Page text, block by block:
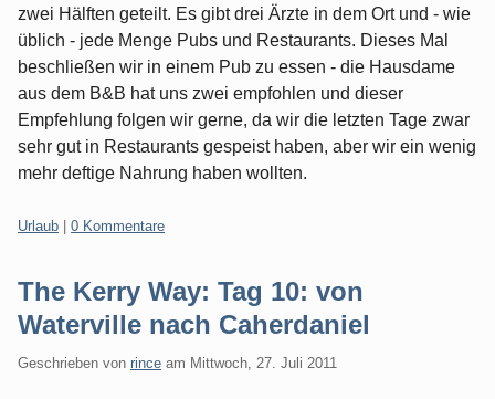
zwei Hälften geteilt. Es gibt drei Ärzte in dem Ort und - wie
üblich - jede Menge Pubs und Restaurants. Dieses Mal
beschließen wir in einem Pub zu essen - die Hausdame
aus dem B&B hat uns zwei empfohlen und dieser
Empfehlung folgen wir gerne, da wir die letzten Tage zwar
sehr gut in Restaurants gespeist haben, aber wir ein wenig
mehr deftige Nahrung haben wollten.
Kategorien:
Urlaub 0 Kommentare
The Kerry Way: Tag 10: von
Waterville nach Caherdaniel
Geschrieben von rince am Mittwoch, 27. Juli 2011